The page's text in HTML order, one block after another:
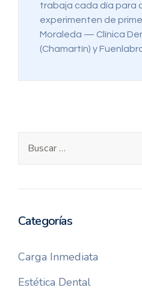
trabaja cada día para
experimenten de
Moraleda — Clínica
(Chamartín) y
Categorías
Carga Inmediata
Estética Dental